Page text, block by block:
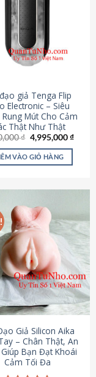
giả Tenga Flip
Electronic – Siêu
Mút Cho Cảm
Thật Như Thật
₫ Giá
gốc
là:
5,500,000 ₫.
4,995,000₫Giá
VÀO GIỎ HÀNG
Giả Silicon Aika
– Chân Thật, An
Bạn Đạt Khoái
Cảm Tối Đa